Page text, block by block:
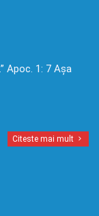
Apoc. 1: 7 Așa
Citeste mai mult